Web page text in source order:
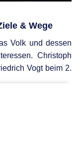
& Wege
Volk und dessen
Christoph
Vogt beim 2.